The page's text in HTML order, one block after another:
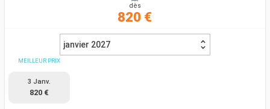
dès
820 €
janvier 2027
MEILLEUR PRIX
3 Janv.
820 €
Rechercher